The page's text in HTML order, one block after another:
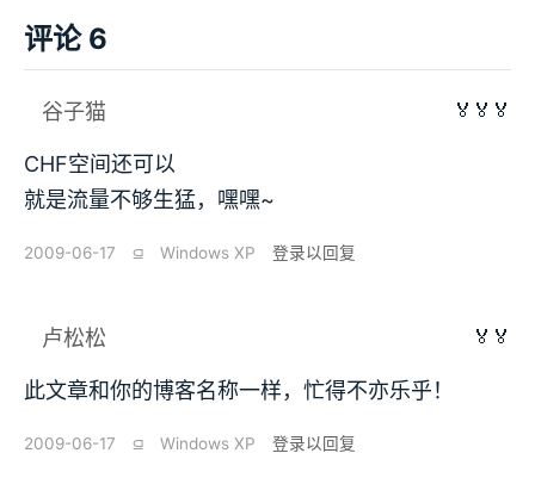
评论 6
谷子猫 🏅🏅🏅
CHF空间还可以
就是流量不够生猛，嘿嘿~
2009-06-17 ⫑ Windows XP 登录以回复
卢松松 🏅🏅
此文章和你的博客名称一样，忙得不亦乐乎！
2009-06-17 ⫑ Windows XP 登录以回复